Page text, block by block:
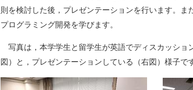
則を検討した後，プレゼンテーションを行います。
プログラミング開発を学びます。
写真は，本学学生と留学生が英語でディスカッショ
図）と，プレゼンテーションしている（右図）様子で